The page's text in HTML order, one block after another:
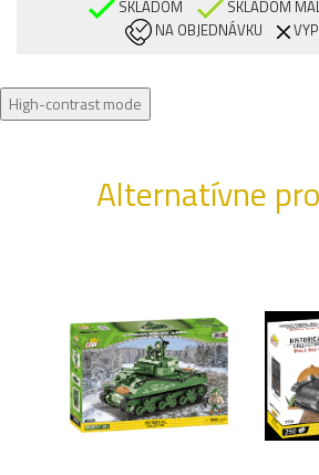
SKLADOM
SKLADOM
NA OBJEDNÁVKU
High-contrast mode
Alternatívne